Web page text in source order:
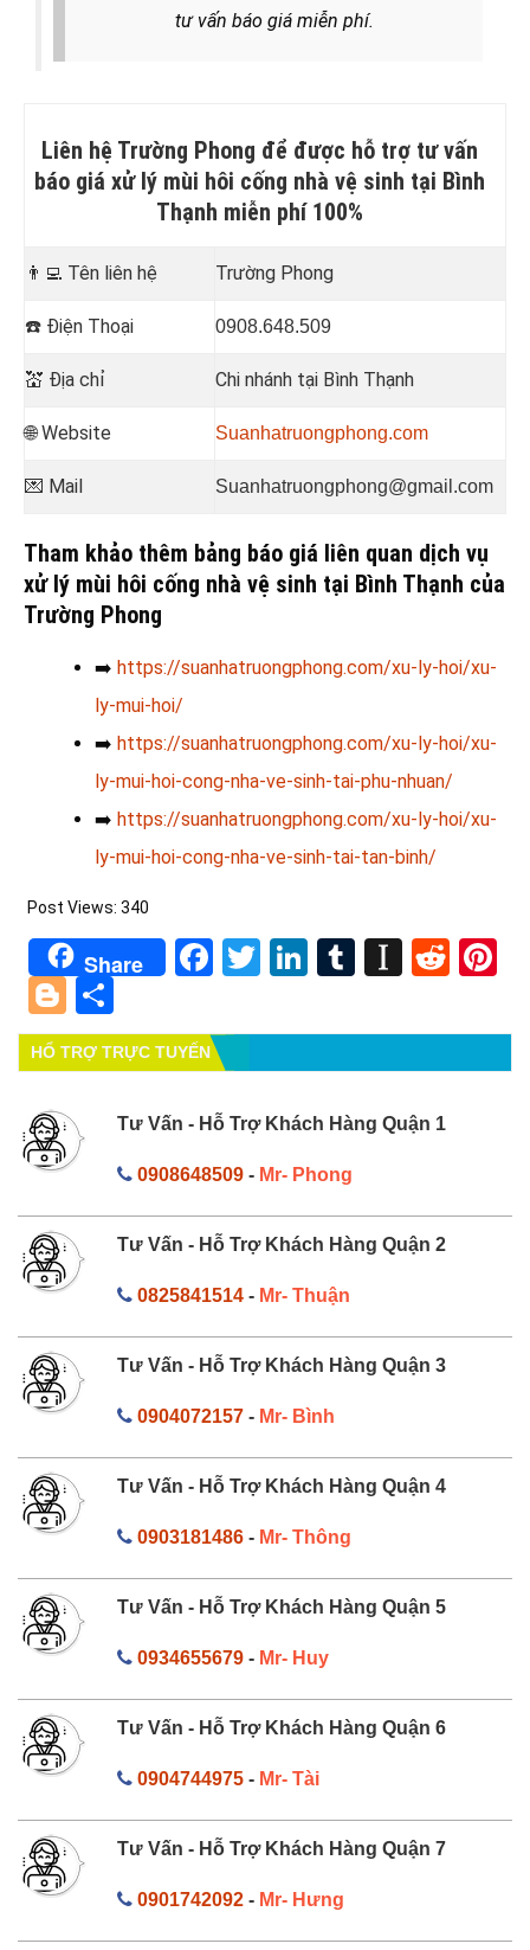
tư vấn báo giá miễn phí.
Liên hệ Trường Phong để được hỗ trợ tư vấn
báo giá xử lý mùi hôi cống nhà vệ sinh tại Bình
Thạnh miễn phí 100%
👨‍💻 Tên liên hệ Trường Phong
☎️ Điện Thoại 0908.648.509
💒 Địa chỉ Chi nhánh tại Bình Thạnh
🌐 Website Suanhatruongphong.com
💌 Mail Suanhatruongphong@gmail.com
Tham khảo thêm bảng báo giá liên quan dịch vụ
xử lý mùi hôi cống nhà vệ sinh tại Bình Thạnh của
Trường Phong
➡️ https://suanhatruongphong.com/xu-ly-hoi/xu-
ly-mui-hoi/
➡️ https://suanhatruongphong.com/xu-ly-hoi/xu-
ly-mui-hoi-cong-nha-ve-sinh-tai-phu-nhuan/
➡️ https://suanhatruongphong.com/xu-ly-hoi/xu-
ly-mui-hoi-cong-nha-ve-sinh-tai-tan-binh/
Post Views: 340
Share Facebook
TwitterLinkedIn
Tumblr
Blogger
HỔ TRỢ TRỰC TUYẾN
Tư Vấn - Hỗ Trợ Khách Hàng Quận 1
0908648509- Mr- Phong
Tư Vấn - Hỗ Trợ Khách Hàng Quận 2
0825841514- Mr- Thuận
Tư Vấn - Hỗ Trợ Khách Hàng Quận 3
0904072157- Mr- Bình
Tư Vấn - Hỗ Trợ Khách Hàng Quận 4
0903181486- Mr- Thông
Tư Vấn - Hỗ Trợ Khách Hàng Quận 5
0934655679- Mr- Huy
Tư Vấn - Hỗ Trợ Khách Hàng Quận 6
0904744975- Mr- Tài
Tư Vấn - Hỗ Trợ Khách Hàng Quận 7
0901742092- Mr- Hưng